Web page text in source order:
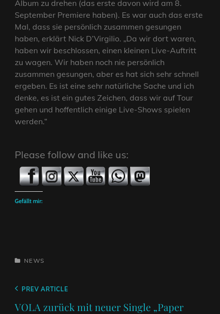
Album zu drehen (das erste davon wird am 8.
September Premiere haben). Es war auch das erste
Mal, dass sie persönlich zusammen gesungen
haben, erklärt Nick D’Virgilio. „Da wir dort waren,
haben wir beschlossen, einen kleinen Live-Auftritt
zu wagen. Wir haben noch nie persönlich
zusammen gesungen, aber es hat sich sehr schnell
ergeben. Es ist eine sehr natürliche Sache und ich
denke, es ist ein gutes Zeichen, dass wir auf Tour
gehen und hoffentlich einige Live-Shows spielen
werden.“
Please follow and like us:
Gefällt mir:
CATEGORIES
NEWS
Beitragsnavigation
Previous
Post
PREV ARTICLE
VOLA zurück mit neuer Single „Paper